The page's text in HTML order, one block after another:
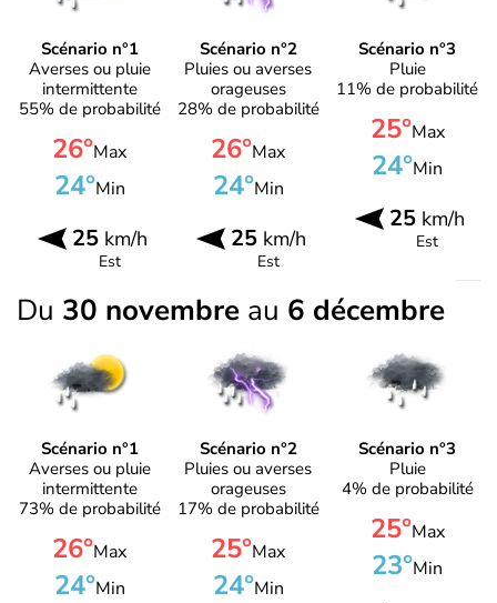
Scénario n°1
Averses ou pluie
intermittente
55% de probabilité
26°Max
24°Min
25km/h
Est
Scénario n°2
Pluies ou averses
orageuses
28% de probabilité
26°Max
24°Min
25km/h
Est
Scénario n°3
Pluie
11% de probabilité
25°Max
24°Min
25 km/h
Est
Du 30 novembre au 6 décembre
Scénario n°1
Averses ou pluie
intermittente
73% de probabilité
26°Max
24°Min
Scénario n°2
Pluies ou averses
orageuses
17% de probabilité
25°Max
24°Min
Scénario n°3
Pluie
4% de probabilité
25°Max
23°Min